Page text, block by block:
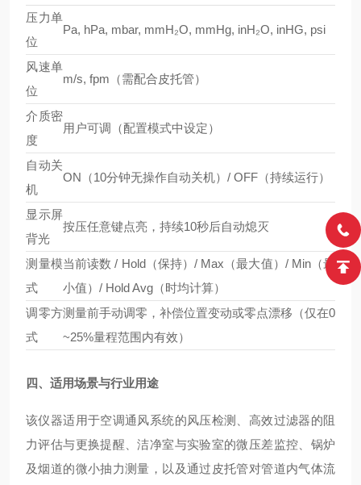
压力单
位
Pa, hPa, mbar, mmH₂O, mmHg, inH₂O, inHG, psi
风速单
位
m/s, fpm（需配合皮托管）
介质密
度
用户可调（配置模式中设定）
自动关
机
ON（10分钟无操作自动关机）/ OFF（持续运行）
显示屏
背光
按压任意键点亮，持续10秒后自动熄灭
测量模
式
当前读数 / Hold（保持）/ Max（最大值）/ Min（最
小值）/ Hold Avg（时均计算）
调零方
式
测量前手动调零，补偿位置变动或零点漂移（仅在0
~25%量程范围内有效）
四、适用场景与行业用途
该仪器适用于空调通风系统的风压检测、高效过滤器的阻
力评估与更换提醒、洁净室与实验室的微压差监控、锅炉
及烟道的微小抽力测量，以及通过皮托管对管道内气体流